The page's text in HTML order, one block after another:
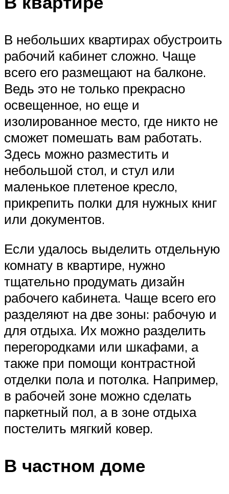
В небольших квартирах обустроить
рабочий кабинет сложно. Чаще
всего его размещают на балконе.
Ведь это не только прекрасно
освещенное, но еще и
изолированное место, где никто не
сможет помешать вам работать.
Здесь можно разместить и
небольшой стол, и стул или
маленькое плетеное кресло,
прикрепить полки для нужных книг
или документов.
Если удалось выделить отдельную
комнату в квартире, нужно
тщательно продумать дизайн
рабочего кабинета. Чаще всего его
разделяют на две зоны: рабочую и
для отдыха. Их можно разделить
перегородками или шкафами, а
также при помощи контрастной
отделки пола и потолка. Например,
в рабочей зоне можно сделать
паркетный пол, а в зоне отдыха
постелить мягкий ковер.
В частном доме